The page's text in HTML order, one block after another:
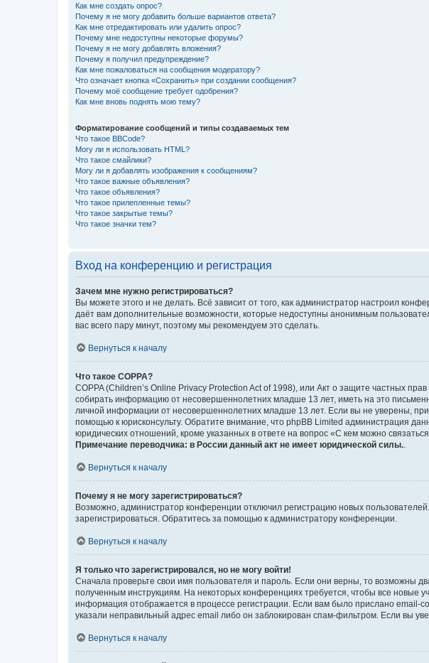
Как мне создать опрос?
Почему я не могу добавить больше вариантов ответа?
Как мне отредактировать или удалить опрос?
Почему мне недоступны некоторые форумы?
Почему я не могу добавлять вложения?
Почему я получил предупреждение?
Как мне пожаловаться на сообщения модератору?
Что означает кнопка «Сохранить» при создании сообщения?
Почему моё сообщение требует одобрения?
Как мне вновь поднять мою тему?
Форматирование сообщений и типы создаваемых тем
Что такое BBCode?
Могу ли я использовать HTML?
Что такое смайлики?
Могу ли я добавлять изображения к сообщениям?
Что такое важные объявления?
Что такое объявления?
Что такое прилепленные темы?
Что такое закрытые темы?
Что такое значки тем?
Вход на конференцию и регистрация
Зачем мне нужно регистрироваться?
Вы можете этого и не делать. Всё зависит от того, как администратор настроил
даёт вам дополнительные возможности, которые недоступны анонимным
вас всего пару минут, поэтому мы рекомендуем это сделать.
Вернуться к началу
Что такое COPPA?
COPPA (Children’s Online Privacy Protection Act of 1998), или Акт о защите частных
собирать информацию от несовершеннолетних младше 13 лет, иметь на это
личной информации от несовершеннолетних младше 13 лет. Если вы не уверены,
помощью к юрисконсульту. Обратите внимание, что phpBB Limited администрация
юридических отношений, кроме указанных в ответе на вопрос «С кем можно
Примечание переводчика: в России данный акт не имеет юридической силы.
Вернуться к началу
Почему я не могу зарегистрироваться?
Возможно, администратор конференции отключил регистрацию новых
зарегистрироваться. Обратитесь за помощью к администратору конференции.
Вернуться к началу
Я только что зарегистрировался, но не могу войти!
Сначала проверьте свои имя пользователя и пароль. Если они верны, то возможны
полученным инструкциям. На некоторых конференциях требуется, чтобы все новые
информация отображается в процессе регистрации. Если вам было прислано
указали неправильный адрес email либо он заблокирован спам-фильтром. Если вы
Вернуться к началу